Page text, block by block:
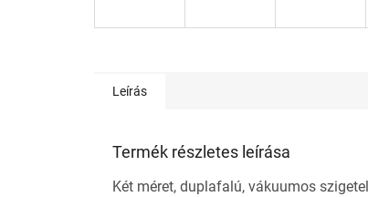
Leírás
Termék részletes leírása
Két méret, duplafalú, vákuumos